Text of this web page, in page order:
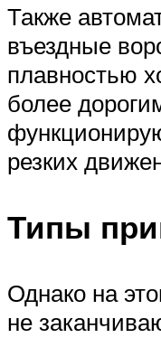
Также
въездные
плавностью
более
резких
Типы
Однако на
не